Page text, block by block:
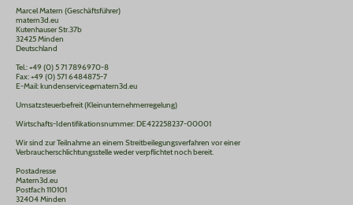
Marcel Matern (Geschäftsführer)
matern3d.eu
Kutenhauser Str.37b
32425 Minden
Deutschland
Tel.: +49 (0) 5 71 7896970-8
Fax: +49 (0) 571 6484875-7
E-Mail: kundenservice@matern3d.eu
Umsatzsteuerbefreit (Kleinunternehmerregelung)
Wirtschafts-Identifikationsnummer: DE422258237-00001
Wir sind zur Teilnahme an einem Streitbeilegungsverfahren vor einer
Verbraucherschlichtungsstelle weder verpflichtet noch bereit.
Postadresse
Matern3d.eu
Postfach 110101
32404 Minden